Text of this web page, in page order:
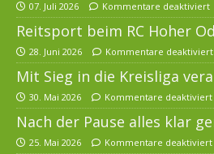
07. Juli 2026 Kommentare deaktiviert
Reitsport beim RC Hoher
28. Juni 2026 Kommentare deaktiviert
Mit Sieg in die Kreisliga
30. Mai 2026 Kommentare deaktiviert
Nach der Pause alles klar
25. Mai 2026 Kommentare deaktiviert